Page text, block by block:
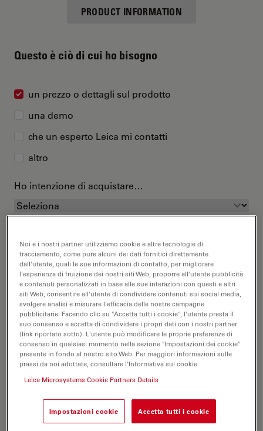
PRODUCT INFORMATION
Questo è ciò di cui ho bisogno
un prezzo o dettagli sul prodotto
una demo
che un esperto Leica mi contatti
altro
Ho intenzione di acquistare…
Questo sono io
Titolo accademico
Nome
Cognome
Noi e i nostri partner utilizziamo cookie e altre tecnologie di
tracciamento, come pure alcuni dei dati fornitici direttamente
dall'utente, quali le sue informazioni di contatto, per migliorare
l'esperienza di fruizione dei nostri siti Web, proporre all'utente pubblicità
e contenuti personalizzati in base alle sue interazioni con questi e altri
siti Web, consentire all'utente di condividere contenuti sui social media,
svolgere analisi e misurare l'efficacia delle nostre campagne
pubblicitarie. Facendo clic su "Accetta tutti i cookie", l'utente presta il
suo consenso e accetta di condividere i propri dati con i nostri partner
(link riportato sotto). L'utente può modificare le proprie preferenze di
consenso in qualsiasi momento nella sezione "Impostazioni dei cookie"
presente in fondo al nostro sito Web. Per maggiori informazioni sulle
prassi da noi adottate, consultare l'Informativa sui cookie
Leica Microsystems Cookie Partners Details
Impostazioni cookie Accetta tutti i cookie